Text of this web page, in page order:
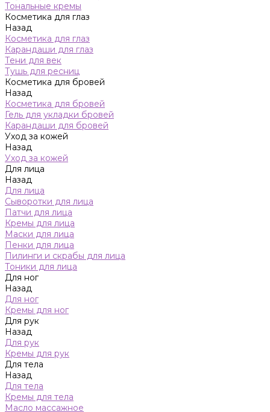
Тональные кремы
Косметика для глаз
Назад
Косметика для глаз
Карандаши для глаз
Тени для век
Тушь для ресниц
Косметика для бровей
Назад
Косметика для бровей
Гель для укладки бровей
Карандаши для бровей
Уход за кожей
Назад
Уход за кожей
Для лица
Назад
Для лица
Сыворотки для лица
Патчи для лица
Кремы для лица
Маски для лица
Пенки для лица
Пилинги и скрабы для лица
Тоники для лица
Для ног
Назад
Для ног
Кремы для ног
Для рук
Назад
Для рук
Кремы для рук
Для тела
Назад
Для тела
Кремы для тела
Масло массажное